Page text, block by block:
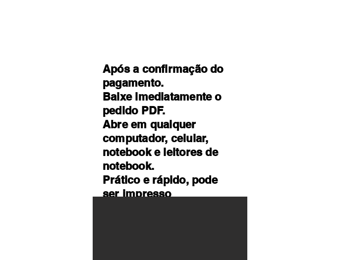
Após a confirmação do
pagamento.
Baixe imediatamente o
pedido PDF.
Abre em qualquer
computador, celular,
notebook e leitores de
notebook.
Prático e rápido, pode
ser impresso